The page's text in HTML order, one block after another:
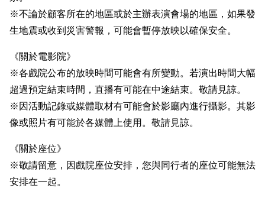
※不論於顧客所在的地區或於主辦表演會場的地區，如果發
生地震或收到災害警報，可能會暫停放映以確保安全。
《關於電影院》
※各戲院公布的放映時間可能會有所變動。若演出時間大幅
超過預定結束時間，直播有可能在中途結束。敬請見諒。
※因活動記錄或媒體取材有可能會於影廳內進行攝影。其影
像或照片有可能於各媒體上使用。敬請見諒。
《關於座位》
※敬請留意，因戲院座位安排，您與同行者的座位可能無法
安排在一起。